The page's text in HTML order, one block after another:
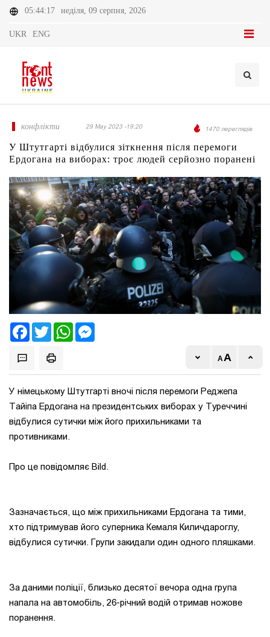
05:44:17 неділя, 09 серпня, 2026
UKR ENG
конфлікти 29 May 2023 -19:20 1470 переглядів
У Штутгарті відбулися зіткнення після перемоги
Ердогана на виборах: троє людей серйозно поранені
FacebookTwitter WhatsApp
У німецькому Штутгарті вночі після перемоги Реджепа
Тайіпа Ердогана на президентських виборах у Туреччині
відбулися сутички між його прихильниками та
противниками.
Про це повідомляє Bild.
Зазначається, що між прихильниками Ердогана та тими,
хто підтримував його суперника Кемаля Киличдароглу,
відбулися сутички. Групи закидали один одного пляшками.
За даними поліції, близько десятої вечора одна група
напала на автомобіль, 26-річний водій отримав ножове
поранення.